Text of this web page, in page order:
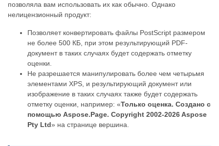
позволяла вам использовать их как обычно. Однако
нелицензионный продукт:
Позволяет конвертировать файлы PostScript размером
не более 500 КБ, при этом результирующий PDF-
документ в таких случаях будет содержать отметку
оценки.
Не разрешается манипулировать более чем четырьмя
элементами XPS, и результирующий документ или
изображение в таких случаях также будет содержать
отметку оценки, например: «Только оценка. Создано с
помощью Aspose.Page. Copyright 2002-2026 Aspose
Pty Ltd» на странице вершина.